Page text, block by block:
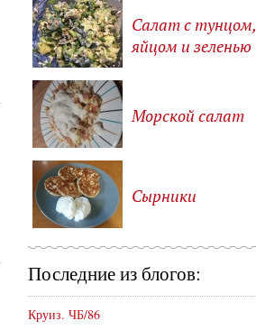
Салат с тунцом,
яйцом и зеленью
Морской салат
Сырники
Последние из блогов:
Круиз. ЧБ/86